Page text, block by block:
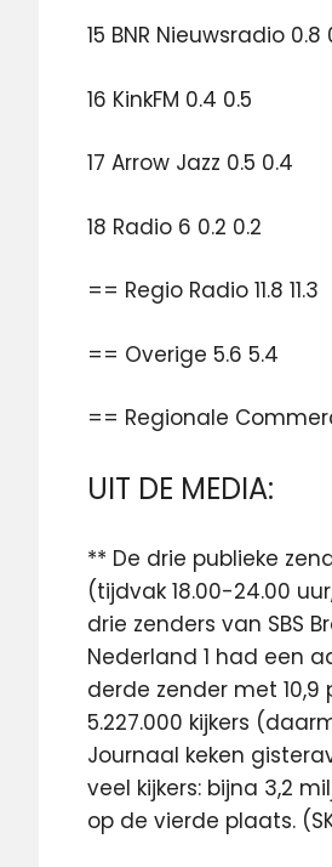
15 BNR Nieuwsradio 0.8
16 KinkFM 0.4 0.5
17 Arrow Jazz 0.5 0.4
18 Radio 6 0.2 0.2
== Regio Radio 11.8 11.3
== Overige 5.6 5.4
== Regionale
UIT DE MEDIA:
** De drie publieke
(tijdvak 18.00-24.00
drie zenders van SBS
Nederland 1 had een
derde zender met 10,9
5.227.000 kijkers
Journaal keken
veel kijkers: bijna 3,2
op de vierde plaats.